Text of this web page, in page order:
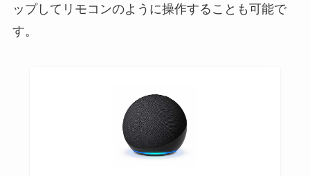
ップしてリモコンのように操作することも可能で
す。